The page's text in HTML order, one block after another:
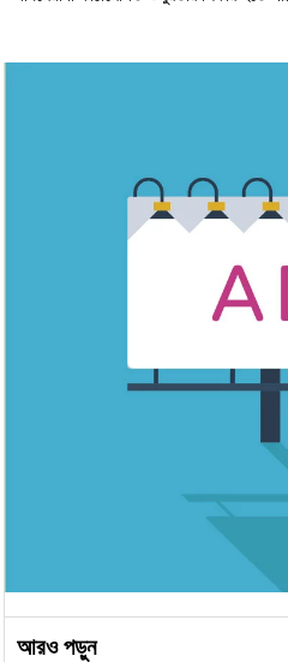
আরও পড়ুন